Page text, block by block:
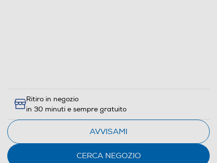
Ritiro in negozio
in 30 minuti e sempre gratuito
AVVISAMI
CERCA NEGOZIO